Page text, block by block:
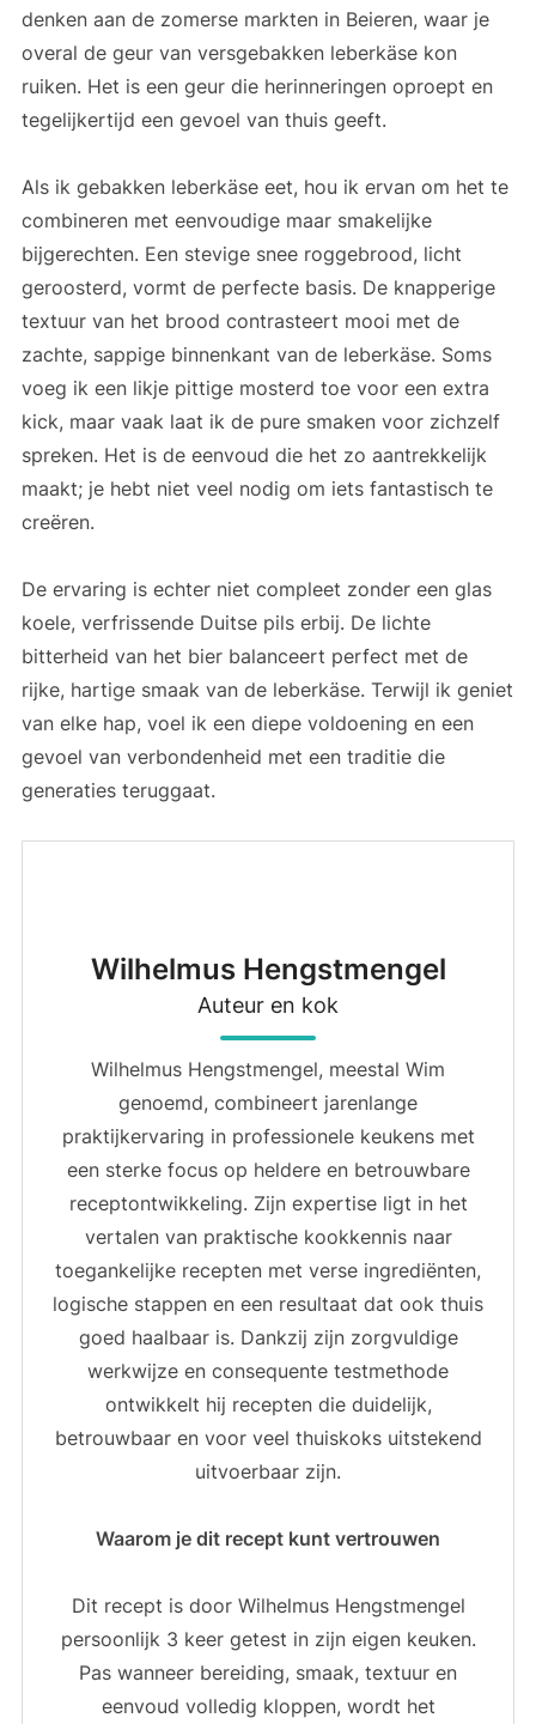
denken aan de zomerse markten in Beieren, waar je
overal de geur van versgebakken leberkäse kon
ruiken. Het is een geur die herinneringen oproept en
tegelijkertijd een gevoel van thuis geeft.
Als ik gebakken leberkäse eet, hou ik ervan om het te
combineren met eenvoudige maar smakelijke
bijgerechten. Een stevige snee roggebrood, licht
geroosterd, vormt de perfecte basis. De knapperige
textuur van het brood contrasteert mooi met de
zachte, sappige binnenkant van de leberkäse. Soms
voeg ik een likje pittige mosterd toe voor een extra
kick, maar vaak laat ik de pure smaken voor zichzelf
spreken. Het is de eenvoud die het zo aantrekkelijk
maakt; je hebt niet veel nodig om iets fantastisch te
creëren.
De ervaring is echter niet compleet zonder een glas
koele, verfrissende Duitse pils erbij. De lichte
bitterheid van het bier balanceert perfect met de
rijke, hartige smaak van de leberkäse. Terwijl ik geniet
van elke hap, voel ik een diepe voldoening en een
gevoel van verbondenheid met een traditie die
generaties teruggaat.
Wilhelmus Hengstmengel
Auteur en kok
Wilhelmus Hengstmengel, meestal Wim
genoemd, combineert jarenlange
praktijkervaring in professionele keukens met
een sterke focus op heldere en betrouwbare
receptontwikkeling. Zijn expertise ligt in het
vertalen van praktische kookkennis naar
toegankelijke recepten met verse ingrediënten,
logische stappen en een resultaat dat ook thuis
goed haalbaar is. Dankzij zijn zorgvuldige
werkwijze en consequente testmethode
ontwikkelt hij recepten die duidelijk,
betrouwbaar en voor veel thuiskoks uitstekend
uitvoerbaar zijn.
Waarom je dit recept kunt vertrouwen
Dit recept is door Wilhelmus Hengstmengel
persoonlijk 3 keer getest in zijn eigen keuken.
Pas wanneer bereiding, smaak, textuur en
eenvoud volledig kloppen, wordt het